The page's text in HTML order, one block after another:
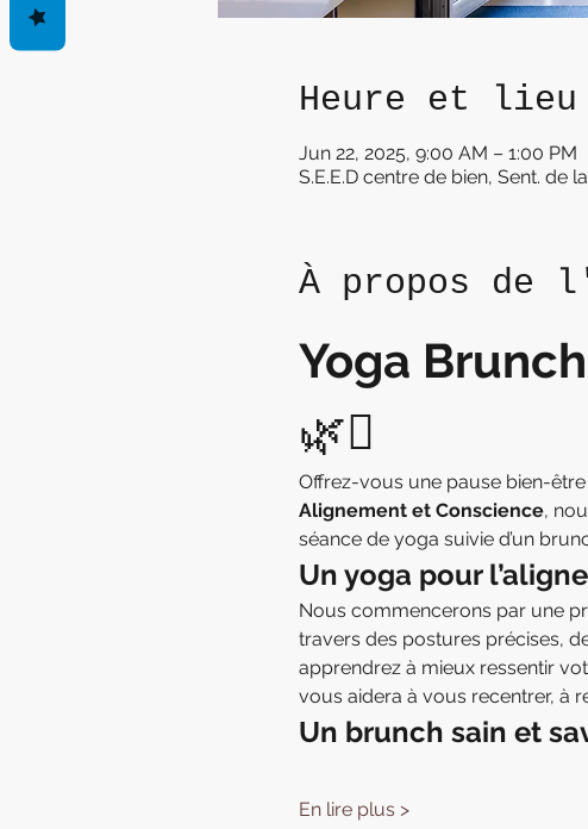
Heure et lieu
Jun 22, 2025, 9:00 AM – 1:00 PM
S.E.E.D centre de bien, Sent. de
À propos de
Yoga
🌿✨
Offrez-vous une pause bien-
Alignement et Conscience,
séance de yoga suivie d’un
Un yoga pour
Nous commencerons par une
travers des postures précises,
apprendrez à mieux ressentir
vous aidera à vous recentrer, à
Un brunch sain et
En lire plus >